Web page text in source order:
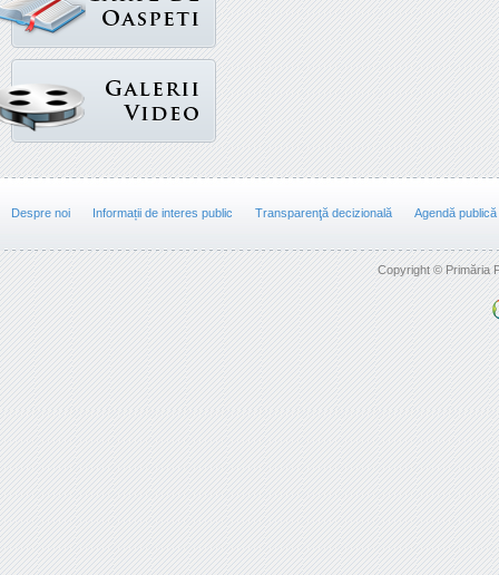
Despre noi Informații de interes public Transparenţă decizională Agendă publică
Copyright © Primăria